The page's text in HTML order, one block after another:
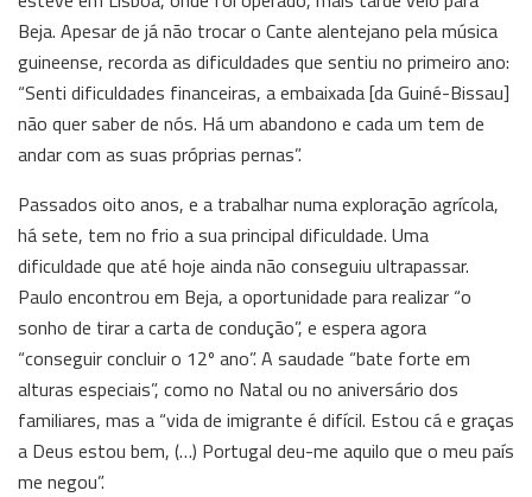
Beja. Apesar de já não trocar o Cante alentejano pela música
guineense, recorda as dificuldades que sentiu no primeiro ano:
“Senti dificuldades financeiras, a embaixada [da Guiné-Bissau]
não quer saber de nós. Há um abandono e cada um tem de
andar com as suas próprias pernas”.
Passados oito anos, e a trabalhar numa exploração agrícola,
há sete, tem no frio a sua principal dificuldade. Uma
dificuldade que até hoje ainda não conseguiu ultrapassar.
Paulo encontrou em Beja, a oportunidade para realizar “o
sonho de tirar a carta de condução”, e espera agora
“conseguir concluir o 12º ano”. A saudade “bate forte em
alturas especiais”, como no Natal ou no aniversário dos
familiares, mas a “vida de imigrante é difícil. Estou cá e graças
a Deus estou bem, (…) Portugal deu-me aquilo que o meu país
me negou”.